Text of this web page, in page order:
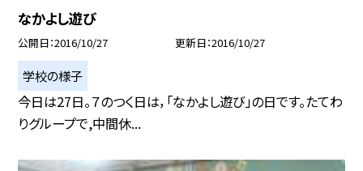
なかよし遊び
公開日 2016/10/27 更新日 2016/10/27
学校の様子
今日は27日。７のつく日は，「なかよし遊び」の日です。たてわ
りグループで,中間休...